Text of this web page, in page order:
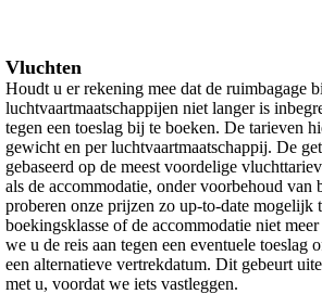
Vluchten
Houdt u er rekening mee dat de ruimbagage
luchtvaartmaatschappijen niet langer is
tegen een toeslag bij te boeken. De tarieven
gewicht en per luchtvaartmaatschappij. De
gebaseerd op de meest voordelige
als de accommodatie, onder voorbehoud van
proberen onze prijzen zo up-to-date mogelijk
boekingsklasse of de accommodatie niet
we u de reis aan tegen een eventuele
een alternatieve vertrekdatum. Dit gebeurt
met u, voordat we iets vastleggen.